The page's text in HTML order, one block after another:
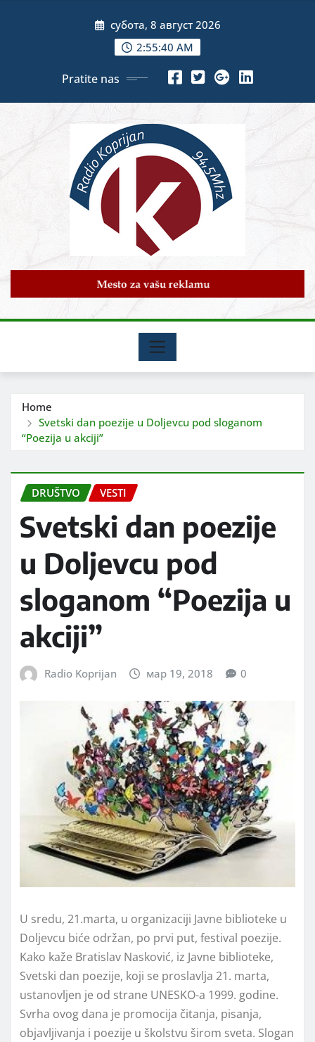
субота, 8 август 2026
2:55:42 AM
Pratite nas
Home
Svetski dan poezije u Doljevcu pod sloganom
“Poezija u akciji”
DRUŠTVO VESTI
Svetski dan poezije
u Doljevcu pod
sloganom “Poezija u
akciji”
Radio Koprijan мар 19, 2018 0
U sredu, 21.marta, u organizaciji Javne biblioteke u
Doljevcu biće održan, po prvi put, festival poezije.
Kako kaže Bratislav Nasković, iz Javne biblioteke,
Svetski dan poezije, koji se proslavlja 21. marta,
ustanovljen je od strane UNESKO-a 1999. godine.
Svrha ovog dana je promocija čitanja, pisanja,
objavljivanja i poezije u školstvu širom sveta. Slogan